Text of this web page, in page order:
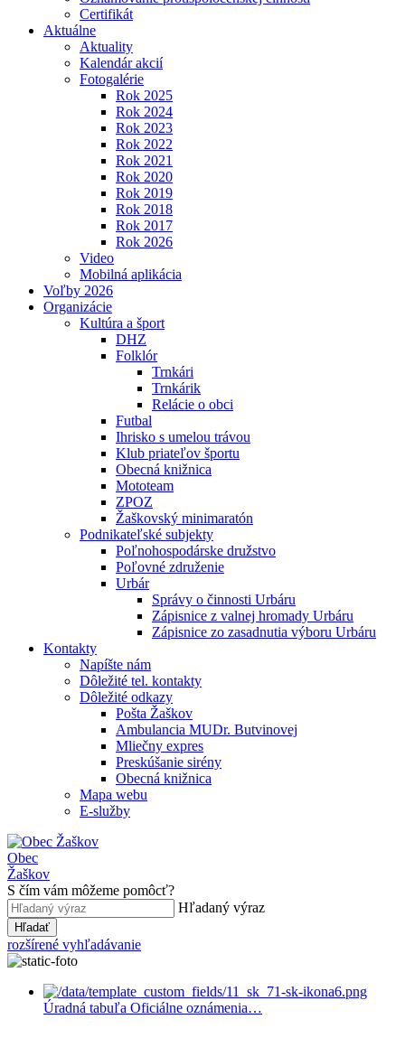
Certifikát
Aktuálne
Aktuality
Kalendár akcií
Fotogalérie
Rok 2025
Rok 2024
Rok 2023
Rok 2022
Rok 2021
Rok 2020
Rok 2019
Rok 2018
Rok 2017
Rok 2026
Video
Mobilná aplikácia
Voľby 2026
Organizácie
Kultúra a šport
DHZ
Folklór
Trnkári
Trnkárik
Relácie o obci
Futbal
Ihrisko s umelou trávou
Klub priateľov športu
Obecná knižnica
Mototeam
ZPOZ
Žaškovský minimaratón
Podnikateľské subjekty
Poľnohospodárske družstvo
Poľovné združenie
Urbár
Správy o činnosti Urbáru
Zápisnice z valnej hromady Urbáru
Zápisnice zo zasadnutia výboru Urbáru
Kontakty
Napíšte nám
Dôležité tel. kontakty
Dôležité odkazy
Pošta Žaškov
Ambulancia MUDr. Butvinovej
Mliečny expres
Preskúšanie sirény
Obecná knižnica
Mapa webu
E-služby
Obec
Žaškov
S čím vám môžeme pomôcť?
Hľadaný výraz
Hľadať
rozšírené vyhľadávanie
Úradná tabuľa Oficiálne oznámenia…